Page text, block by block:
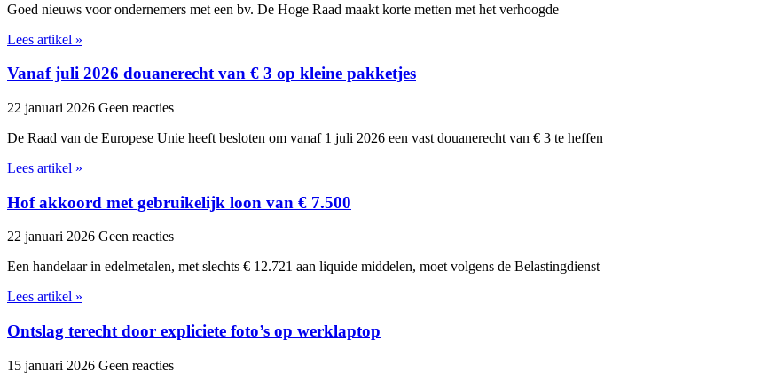
Goed nieuws voor ondernemers met een bv. De Hoge Raad maakt korte metten met het verhoogde
Lees artikel »
Vanaf juli 2026 douanerecht van € 3 op kleine pakketjes
22 januari 2026 Geen reacties
De Raad van de Europese Unie heeft besloten om vanaf 1 juli 2026 een vast douanerecht van € 3 te heffen
Lees artikel »
Hof akkoord met gebruikelijk loon van € 7.500
22 januari 2026 Geen reacties
Een handelaar in edelmetalen, met slechts € 12.721 aan liquide middelen, moet volgens de Belastingdienst
Lees artikel »
Ontslag terecht door expliciete foto’s op werklaptop
15 januari 2026 Geen reacties